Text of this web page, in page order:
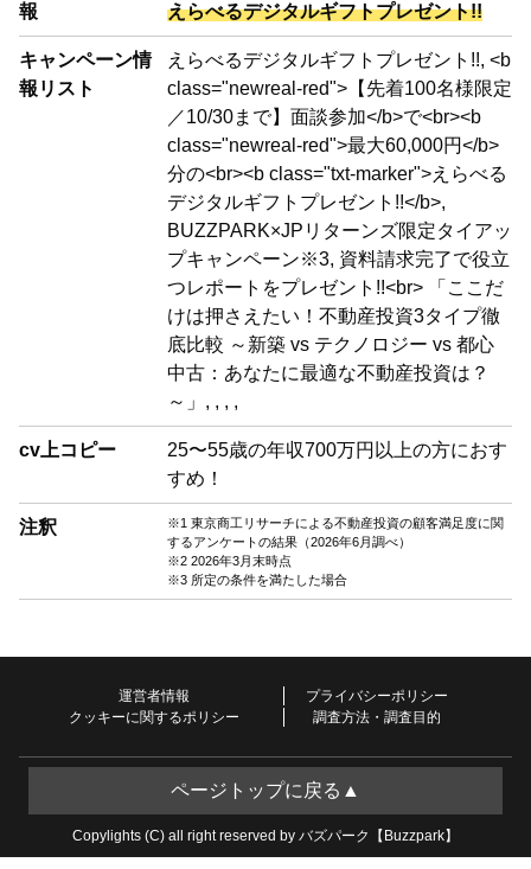
報
えらべるデジタルギフトプレゼント!!
キャンペーン情
報リスト
えらべるデジタルギフトプレゼント!!, <b
class="newreal-red">【先着100名様限定
／10/30まで】面談参加</b>で<br><b
class="newreal-red">最大60,000円</b>
分の<br><b class="txt-marker">えらべる
デジタルギフトプレゼント!!</b>,
BUZZPARK×JPリターンズ限定タイアッ
プキャンペーン※3, 資料請求完了で役立
つレポートをプレゼント!!<br> 「ここだ
けは押さえたい！不動産投資3タイプ徹
底比較 ～新築 vs テクノロジー vs 都心
中古：あなたに最適な不動産投資は？
～」, , , ,
cv上コピー
25〜55歳の年収700万円以上の方におす
すめ！
注釈
※1 東京商工リサーチによる不動産投資の顧客満足度に関
するアンケートの結果（2026年6月調べ）
※2 2026年3月末時点
※3 所定の条件を満たした場合
運営者情報
プライバシーポリシー
クッキーに関するポリシー
調査方法・調査目的
ページトップに戻る▲
Copylights (C) all right reserved by バズパーク【Buzzpark】